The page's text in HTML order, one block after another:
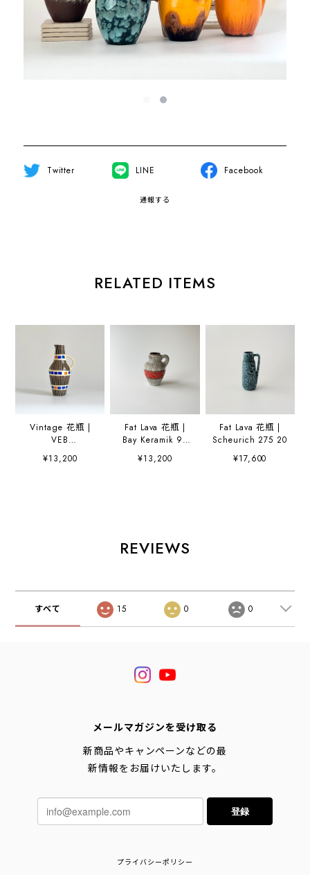
Twitter LINE Facebook
通報する
RELATED ITEMS
Vintage 花瓶 |
VEB
Haldensleben
4025
¥13,200
Fat Lava 花瓶 |
Bay Keramik 95
17
¥13,200
Fat Lava 花瓶 |
Scheurich 275 20
¥17,600
REVIEWS
すべて 15 0 0
メールマガジンを受け取る
新商品やキャンペーンなどの最
新情報をお届けいたします。
登録
プライバシーポリシー